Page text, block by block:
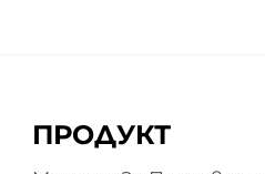
ПРОДУКТ